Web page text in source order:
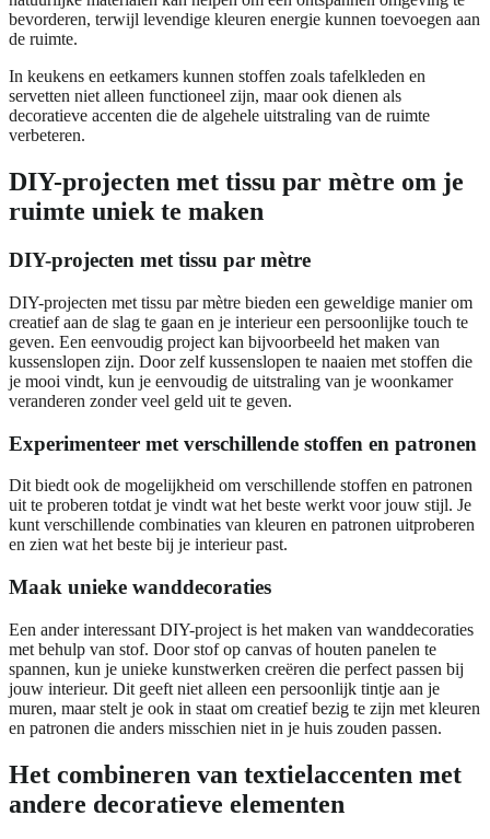
bevorderen, terwijl levendige kleuren energie kunnen toevoegen aan
de ruimte.
In keukens en eetkamers kunnen stoffen zoals tafelkleden en
servetten niet alleen functioneel zijn, maar ook dienen als
decoratieve accenten die de algehele uitstraling van de ruimte
verbeteren.
DIY-projecten met tissu par mètre om je
ruimte uniek te maken
DIY-projecten met tissu par mètre
DIY-projecten met tissu par mètre bieden een geweldige manier om
creatief aan de slag te gaan en je interieur een persoonlijke touch te
geven. Een eenvoudig project kan bijvoorbeeld het maken van
kussenslopen zijn. Door zelf kussenslopen te naaien met stoffen die
je mooi vindt, kun je eenvoudig de uitstraling van je woonkamer
veranderen zonder veel geld uit te geven.
Experimenteer met verschillende stoffen en patronen
Dit biedt ook de mogelijkheid om verschillende stoffen en patronen
uit te proberen totdat je vindt wat het beste werkt voor jouw stijl. Je
kunt verschillende combinaties van kleuren en patronen uitproberen
en zien wat het beste bij je interieur past.
Maak unieke wanddecoraties
Een ander interessant DIY-project is het maken van wanddecoraties
met behulp van stof. Door stof op canvas of houten panelen te
spannen, kun je unieke kunstwerken creëren die perfect passen bij
jouw interieur. Dit geeft niet alleen een persoonlijk tintje aan je
muren, maar stelt je ook in staat om creatief bezig te zijn met kleuren
en patronen die anders misschien niet in je huis zouden passen.
Het combineren van textielaccenten met
andere decoratieve elementen